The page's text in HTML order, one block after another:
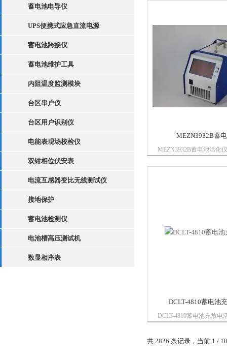
蓄电池电导仪
UPS便携式应急直流电源
蓄电池跨接仪
蓄电池维护工具
内阻温度监测模块
台区串户仪
台区用户识别仪
电能表现场校检仪
双钳相位伏安表
电流互感器变比无线测试仪
接地保护
蓄电池检测仪
电池槽高压测试机
数显相序表
MEZN3932B蓄
MEZN3932B蓄电池活化
DCLT-4810蓄电池
DCLT-4810蓄电池充放电
维护工作强度，提高维
产品集蓄电池恒流放电
共 2826 条记录，当前 1 /